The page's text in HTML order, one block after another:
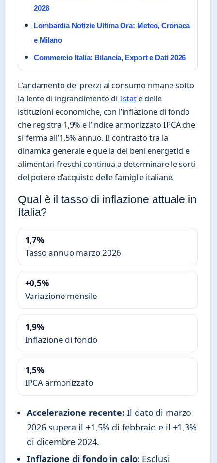
2026
Lombardia Notizie Ultima Ora: Meteo, Cronaca
e Milano
Commercio Italia: Bilancia, Export e Dati 2026
L’andamento dei prezzi al consumo rimane sotto
la lente di ingrandimento diIstate delle
istituzioni economiche, con l’inflazione di fondo
che registra 1,9% e l’indice armonizzato IPCA che
si ferma all’1,5% annuo. Il contrasto tra la
dinamica generale e quella dei beni energetici e
alimentari freschi continua a determinare le sorti
del potere d’acquisto delle famiglie italiane.
Qual è il tasso di inflazione attuale in
Italia?
1,7%
Tasso annuo marzo 2026
+0,5%
Variazione mensile
1,9%
Inflazione di fondo
1,5%
IPCA armonizzato
Accelerazione recente: Il dato di marzo
2026 supera il +1,5% di febbraio e il +1,3%
di dicembre 2024.
Inflazione di fondo in calo: Esclusi